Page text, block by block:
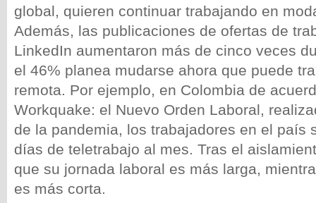
global, quieren continuar trabajando en
Además, las publicaciones de ofertas de
LinkedIn aumentaron más de cinco veces
el 46% planea mudarse ahora que puede
remota. Por ejemplo, en Colombia de
Workquake: el Nuevo Orden Laboral,
de la pandemia, los trabajadores en el país
días de teletrabajo al mes. Tras el
que su jornada laboral es más larga,
es más corta.
wp-
wp-